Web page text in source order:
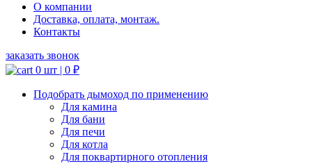
О компании
Доставка, оплата, монтаж.
Контакты
заказать звонок
0 шт | 0 ₽
Подобрать дымоход по применению
Для камина
Для бани
Для печи
Для котла
Для поквартирного отопления